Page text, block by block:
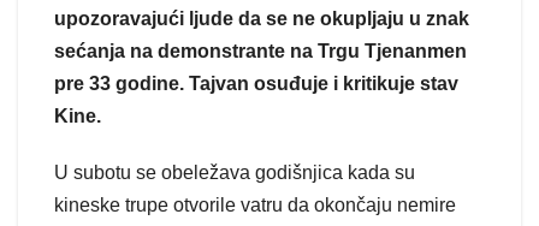
upozoravajući ljude da se ne okupljaju u znak
sećanja na demonstrante na Trgu Tjenanmen
pre 33 godine. Tajvan osuđuje i kritikuje stav
Kine.
U subotu se obeležava godišnjica kada su
kineske trupe otvorile vatru da okončaju nemire